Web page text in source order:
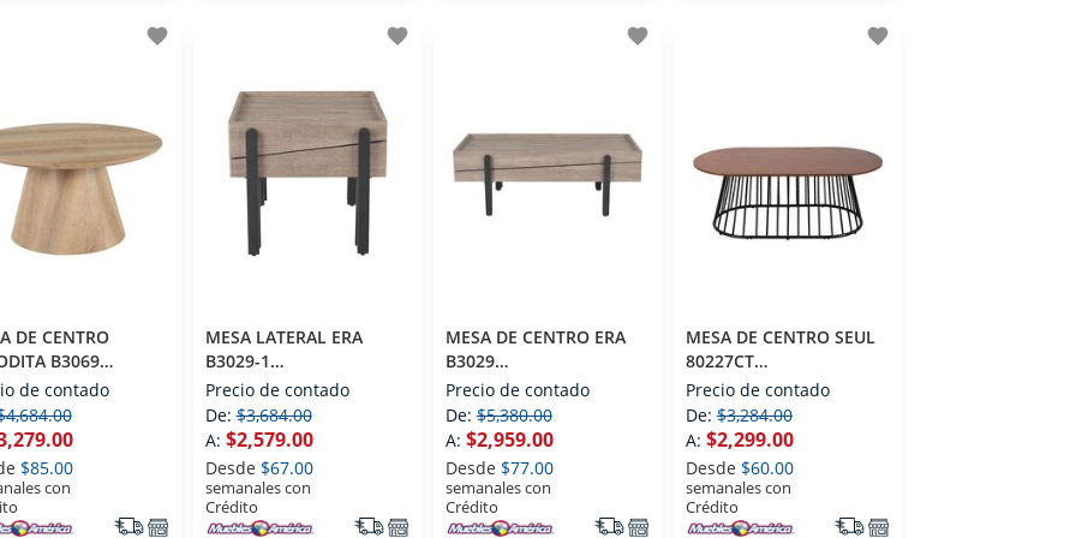
favorite
DE CENTRO
B3069
de contado
$85.00
con
favorite
MESA LATERAL ERA
B3029-1
CONTEMPORANEO
Precio de contado
De:$3,684.00
A: $2,579.00
Desde $67.00
semanales con
Crédito
favorite
MESA DE CENTRO ERA
B3029
CONTEMPORANEO
Precio de contado
De:$5,380.00
A: $2,959.00
Desde $77.00
semanales con
Crédito
favorite
MESA DE CENTRO SEUL
80227CT
CONTEMPORANEO
Precio de contado
De:$3,284.00
A: $2,299.00
Desde $60.00
semanales con
Crédito